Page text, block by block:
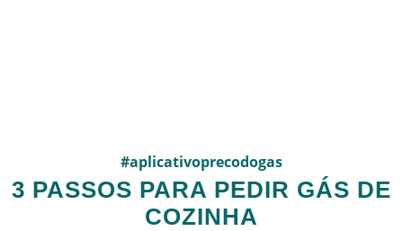
#aplicativoprecodogas
3 PASSOS PARA PEDIR GÁS DE
COZINHA